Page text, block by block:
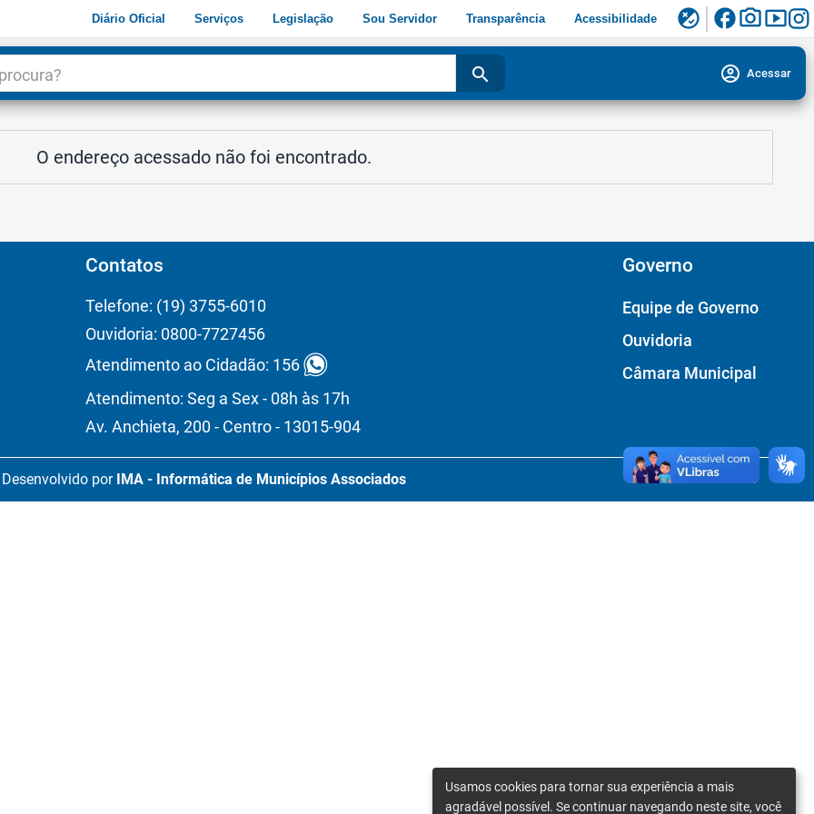
Diário Oficial Serviços Legislação Sou Servidor Transparência Acessibilidade flaky facebookphoto_camerasmart_display
search account_circle Acessar
O endereço acessado não foi encontrado.
Contatos
Telefone: (19) 3755-6010
Ouvidoria: 0800-7727456
Atendimento ao Cidadão: 156
Atendimento: Seg a Sex - 08h às 17h
Av. Anchieta, 200 - Centro - 13015-904
Governo
Equipe de Governo
Ouvidoria
Câmara Municipal
Desenvolvido por IMA - Informática de Municípios Associados
Usamos cookies para tornar sua experiência a mais
agradável possível. Se continuar navegando neste site, você